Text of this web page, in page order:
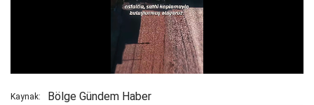
Kaynak: Bölge Gündem Haber